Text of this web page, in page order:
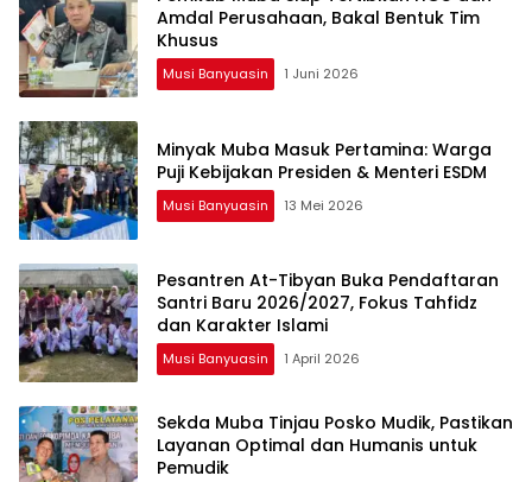
Amdal Perusahaan, Bakal Bentuk Tim
Khusus
Musi Banyuasin 1 Juni 2026
Minyak Muba Masuk Pertamina: Warga
Puji Kebijakan Presiden & Menteri ESDM
Musi Banyuasin 13 Mei 2026
Pesantren At-Tibyan Buka Pendaftaran
Santri Baru 2026/2027, Fokus Tahfidz
dan Karakter Islami
Musi Banyuasin 1 April 2026
Sekda Muba Tinjau Posko Mudik, Pastikan
Layanan Optimal dan Humanis untuk
Pemudik